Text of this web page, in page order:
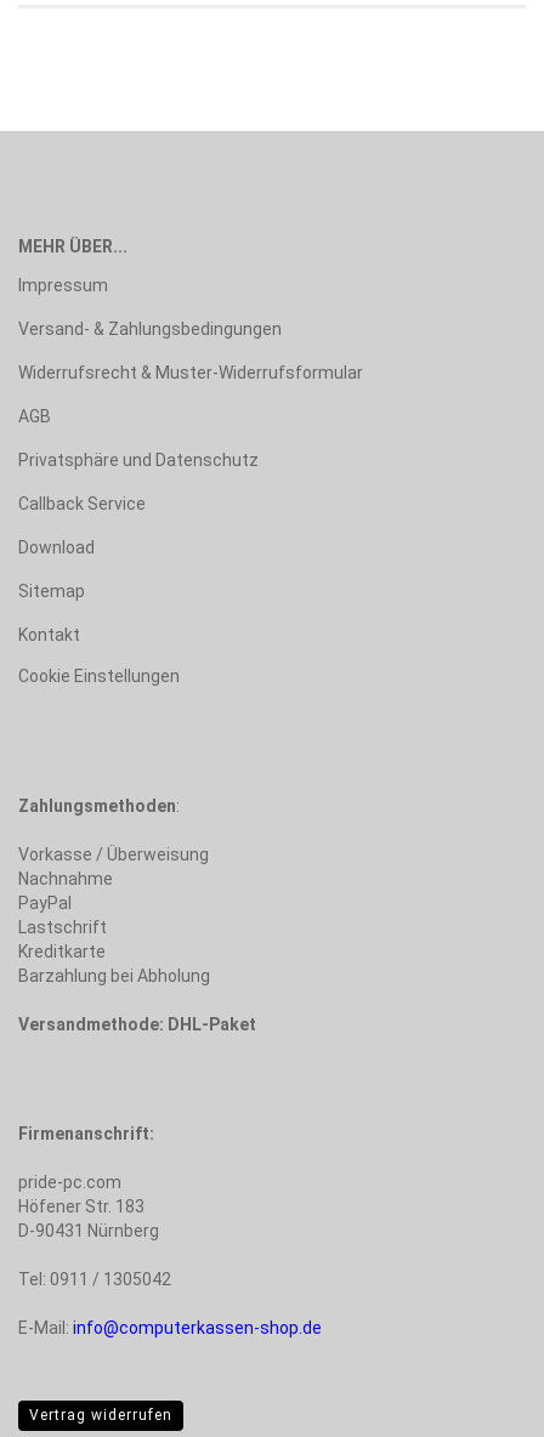
MEHR ÜBER...
Impressum
Versand- & Zahlungsbedingungen
Widerrufsrecht & Muster-Widerrufsformular
AGB
Privatsphäre und Datenschutz
Callback Service
Download
Sitemap
Kontakt
Cookie Einstellungen
Zahlungsmethoden:
Vorkasse / Überweisung
Nachnahme
PayPal
Lastschrift
Kreditkarte
Barzahlung bei Abholung
Versandmethode: DHL-Paket
Firmenanschrift:
pride-pc.com
Höfener Str. 183
D-90431 Nürnberg
Tel: 0911 / 1305042
E-Mail: info@computerkassen-shop.de
Vertrag widerrufen